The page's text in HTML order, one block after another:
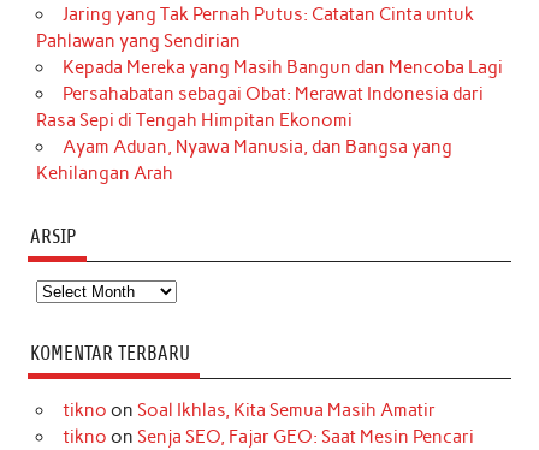
Jaring yang Tak Pernah Putus: Catatan Cinta untuk
Pahlawan yang Sendirian
Kepada Mereka yang Masih Bangun dan Mencoba Lagi
Persahabatan sebagai Obat: Merawat Indonesia dari
Rasa Sepi di Tengah Himpitan Ekonomi
Ayam Aduan, Nyawa Manusia, dan Bangsa yang
Kehilangan Arah
ARSIP
Arsip
KOMENTAR TERBARU
tikno on Soal Ikhlas, Kita Semua Masih Amatir
tikno on Senja SEO, Fajar GEO: Saat Mesin Pencari